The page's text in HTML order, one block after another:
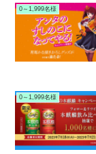
0～1,999名様
0～1,999名様